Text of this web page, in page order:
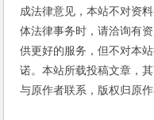
成法律意见，本站不对资
体法律事务时，请洽询有
供更好的服务，但不对本
诺。本站所载投稿文章，
与原作者联系，版权归原作